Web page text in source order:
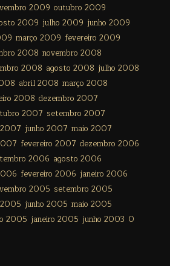
2009 outubro 2009
2009 julho 2009 junho 2009
março 2009 fevereiro 2009
2008 novembro 2008
2008 agosto 2008 julho 2008
abril 2008 março 2008
2008 dezembro 2007
2007 setembro 2007
junho 2007 maio 2007
fevereiro 2007 dezembro 2006
2006 agosto 2006
fevereiro 2006 janeiro 2006
2005 setembro 2005
junho 2005 maio 2005
2005 janeiro 2005 junho 2003 0